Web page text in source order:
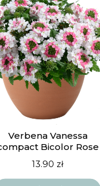
Verbena Vanessa
Bicolor Rose
13.90 zł